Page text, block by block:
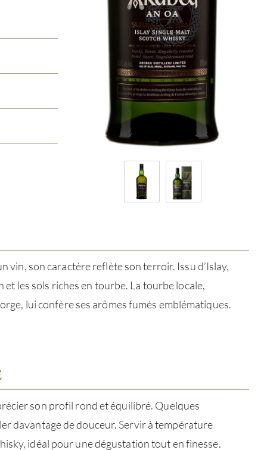
vin, son caractère reflète son terroir. Issu d’Islay,
et les sols riches en tourbe. La tourbe locale,
lui confère ses arômes fumés emblématiques.
son profil rond et équilibré. Quelques
davantage de douceur. Servir à température
idéal pour une dégustation tout en finesse.